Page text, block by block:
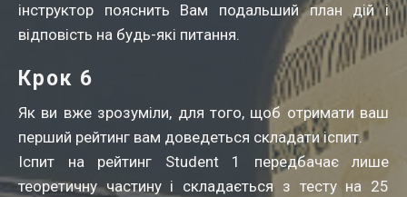
інструктор пояснить Вам подальший план дій і
відповість на будь-які питання.
Крок 6
Як ви вже зрозуміли, для того, щоб отримати ваш
перший рейтинг вам доведеться складати іспит.
Іспит на рейтинг Student 1 передбачає лише
теоретичну частину і складається з тесту на 25